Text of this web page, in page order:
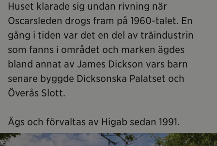
Huset klarade sig undan rivning när
Oscarsleden drogs fram på 1960-talet. En
gång i tiden var det en del av träindustrin
som fanns i området och marken ägdes
bland annat av James Dickson vars barn
senare byggde Dicksonska Palatset och
Överås Slott.
Ägs och förvaltas av Higab sedan 1991.